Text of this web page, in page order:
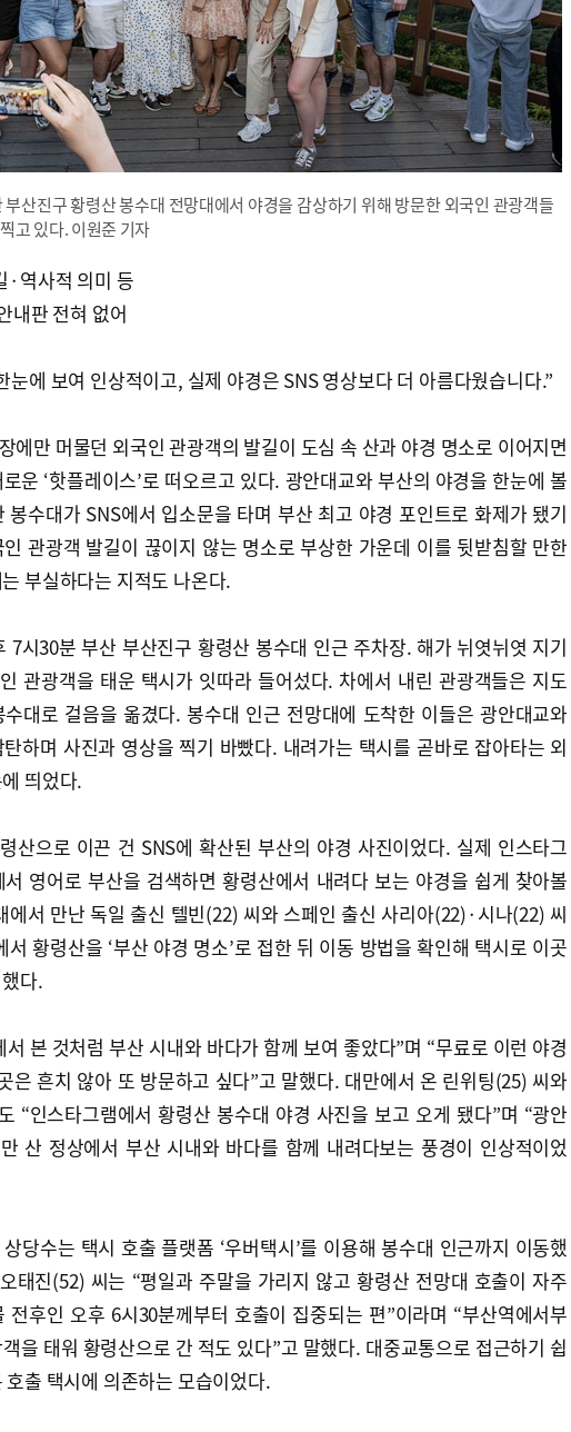
부산진구 황령산 봉수대 전망대에서 야경을 감상하기 위해 방문한 외국인 관광객들
고 있다. 이원준 기자
·역사적 의미 등
내판 전혀 없어
눈에 보여 인상적이고, 실제 야경은 SNS 영상보다 더 아름다웠습니다.”
에만 머물던 외국인 관광객의 발길이 도심 속 산과 야경 명소로 이어지면
운 ‘핫플레이스’로 떠오르고 있다. 광안대교와 부산의 야경을 한눈에 볼
봉수대가 SNS에서 입소문을 타며 부산 최고 야경 포인트로 화제가 됐기
관광객 발길이 끊이지 않는 명소로 부상한 가운데 이를 뒷받침할 만한
부실하다는 지적도 나온다.
7시30분 부산 부산진구 황령산 봉수대 인근 주차장. 해가 뉘엿뉘엿 지기
관광객을 태운 택시가 잇따라 들어섰다. 차에서 내린 관광객들은 지도
대로 걸음을 옮겼다. 봉수대 인근 전망대에 도착한 이들은 광안대교와
하며 사진과 영상을 찍기 바빴다. 내려가는 택시를 곧바로 잡아타는 외
띄었다.
산으로 이끈 건 SNS에 확산된 부산의 야경 사진이었다. 실제 인스타그
영어로 부산을 검색하면 황령산에서 내려다 보는 야경을 쉽게 찾아볼
에서 만난 독일 출신 텔빈(22) 씨와 스페인 출신 사리아(22)·시나(22) 씨
서 황령산을 ‘부산 야경 명소’로 접한 뒤 이동 방법을 확인해 택시로 이곳
다.
서 본 것처럼 부산 시내와 바다가 함께 보여 좋았다”며 “무료로 이런 야경
은 흔치 않아 또 방문하고 싶다”고 말했다. 대만에서 온 린위팅(25) 씨와
“인스타그램에서 황령산 봉수대 야경 사진을 보고 오게 됐다”며 “광안
산 정상에서 부산 시내와 바다를 함께 내려다보는 풍경이 인상적이었
당수는 택시 호출 플랫폼 ‘우버택시’를 이용해 봉수대 인근까지 이동했
태진(52) 씨는 “평일과 주말을 가리지 않고 황령산 전망대 호출이 자주
전후인 오후 6시30분께부터 호출이 집중되는 편”이라며 “부산역에서부
을 태워 황령산으로 간 적도 있다”고 말했다. 대중교통으로 접근하기 쉽
호출 택시에 의존하는 모습이었다.